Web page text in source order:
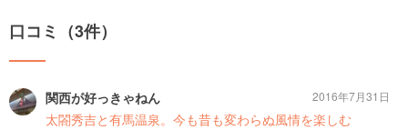
口コミ（3件）
関西が好っきゃねん
太閤秀吉と有馬温泉。今も昔も変わらぬ風情を楽しむ
2016年7月31日